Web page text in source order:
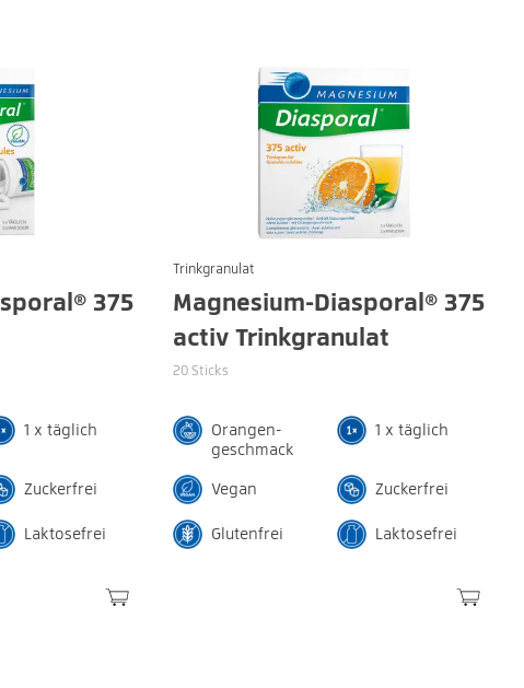
375
1 x täglich
Zuckerfrei
Laktosefrei
Trinkgranulat
Magnesium-Diasporal® 375
activ Trinkgranulat
20 Sticks
Orangen-
geschmack
1 x täglich
Vegan Zuckerfrei
Glutenfrei Laktosefrei